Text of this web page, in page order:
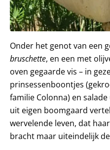
Onder het genot van een
bruschette, en een met
oven gegaarde vis – in
prinsessenboontjes
familie Colonna) en
uit eigen boomgaard
wervelende leven, dat
bracht maar uiteindelijk